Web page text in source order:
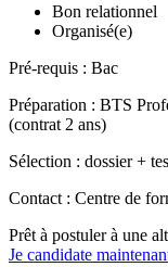
Bon relationnel
Organisé(e)
Pré-requis : Bac
Préparation : BTS
(contrat 2 ans)
Sélection : dossier +
Contact : Centre de
Prêt à postuler à une
Je candidate